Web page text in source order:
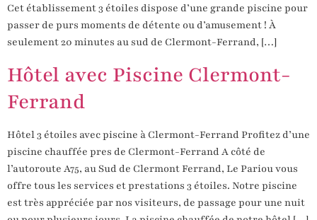
Cet établissement 3 étoiles dispose d’une grande piscine pour
passer de purs moments de détente ou d’amusement ! À
seulement 20 minutes au sud de Clermont-Ferrand, […]
Hôtel avec Piscine Clermont-
Ferrand
Hôtel 3 étoiles avec piscine à Clermont-Ferrand Profitez d’une
piscine chauffée pres de Clermont-Ferrand A côté de
l’autoroute A75, au Sud de Clermont Ferrand, Le Pariou vous
offre tous les services et prestations 3 étoiles. Notre piscine
est très appréciée par nos visiteurs, de passage pour une nuit